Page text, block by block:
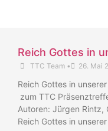
Reich Gottes in
TTC Team • 26. Mai
Reich Gottes in
zum TTC
Autoren: Jürgen
Reich Gottes in